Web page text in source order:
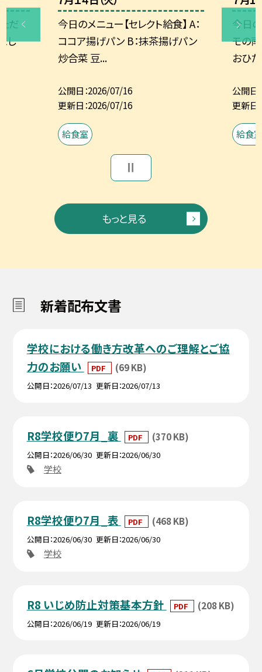
だ
し
今日のメニュー【セレクト給食】 A：
ココア揚げパン B：抹茶揚げパン
炒合菜 豆...
公開日 2026/07/16
更新日 2026/07/16
給食室
今日
モの
おひ
公開日
更新日
給食
もっと見る
新着配布文書
学校における働き方改革へのご理解とご協
力のお願い
PDF (69 KB)
公開日 2026/07/13 更新日 2026/07/13
R8学校便り7月_裏 PDF (370 KB)
公開日 2026/06/30 更新日 2026/06/30
学校
R8学校便り7月_表 PDF (468 KB)
公開日 2026/06/30 更新日 2026/06/30
学校
R8 いじめ防止対策基本方針 PDF (208 KB)
公開日 2026/06/19 更新日 2026/06/19